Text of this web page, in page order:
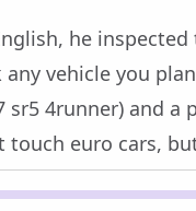
he
any vehicle you
sr5 4runner) and
touch euro cars,